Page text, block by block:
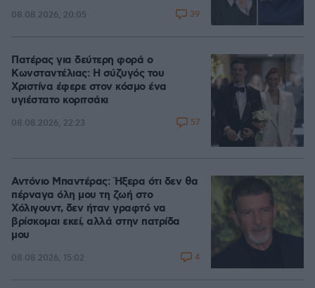
08.08.2026, 20:05 39
Πατέρας για δεύτερη φορά ο
Κωνσταντέλιας: Η σύζυγός του
Χριστίνα έφερε στον κόσμο ένα
υγιέστατο κοριτσάκι
08.08.2026, 22:23 57
Αντόνιο Μπαντέρας: Ήξερα ότι δεν θα
πέρναγα όλη μου τη ζωή στο
Χόλιγουντ, δεν ήταν γραφτό να
βρίσκομαι εκεί, αλλά στην πατρίδα
μου
08.08.2026, 15:02 4